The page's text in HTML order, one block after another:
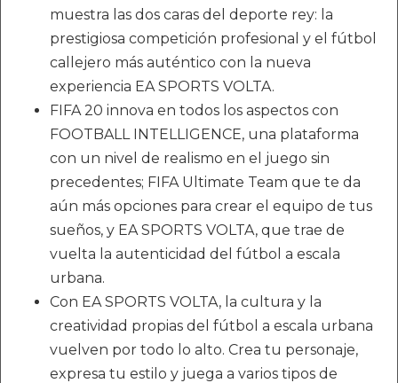
muestra las dos caras del deporte rey: la
prestigiosa competición profesional y el fútbol
callejero más auténtico con la nueva
experiencia EA SPORTS VOLTA.
FIFA 20 innova en todos los aspectos con
FOOTBALL INTELLIGENCE, una plataforma
con un nivel de realismo en el juego sin
precedentes; FIFA Ultimate Team que te da
aún más opciones para crear el equipo de tus
sueños, y EA SPORTS VOLTA, que trae de
vuelta la autenticidad del fútbol a escala
urbana.
Con EA SPORTS VOLTA, la cultura y la
creatividad propias del fútbol a escala urbana
vuelven por todo lo alto. Crea tu personaje,
expresa tu estilo y juega a varios tipos de